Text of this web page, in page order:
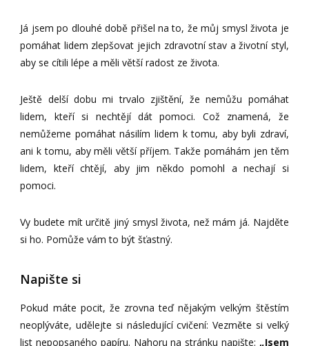
Já jsem po dlouhé době přišel na to, že můj smysl života je
pomáhat lidem zlepšovat jejich zdravotní stav a životní styl,
aby se cítili lépe a měli větší radost ze života.
Ještě delší dobu mi trvalo zjištění, že nemůžu pomáhat
lidem, kteří si nechtějí dát pomoci. Což znamená, že
nemůžeme pomáhat násilím lidem k tomu, aby byli zdraví,
ani k tomu, aby měli větší příjem. Takže pomáhám jen těm
lidem, kteří chtějí, aby jim někdo pomohl a nechají si
pomoci.
Vy budete mít určitě jiný smysl života, než mám já. Najděte
si ho. Pomůže vám to být šťastný.
Napište si
Pokud máte pocit, že zrovna teď nějakým velkým štěstím
neoplýváte, udělejte si následující cvičení: Vezměte si velký
list nepopsaného papíru. Nahoru na stránku napište: „Jsem